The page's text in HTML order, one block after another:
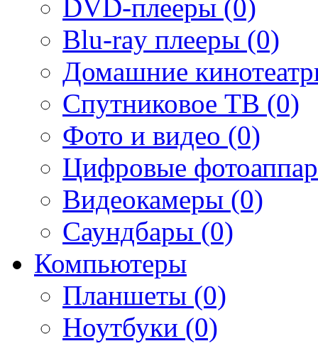
DVD-плееры (0)
Blu-ray плееры (0)
Домашние
Спутниковое ТВ (0)
Фото и видео (0)
Цифровые
Видеокамеры (0)
Саундбары (0)
Компьютеры
Планшеты (0)
Ноутбуки (0)